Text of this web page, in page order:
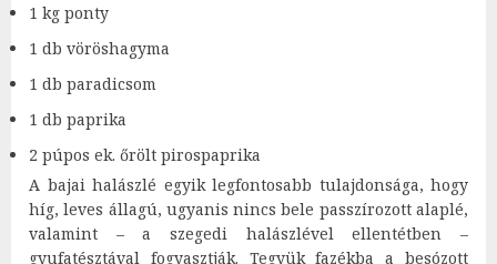
1 kg ponty
1 db vöröshagyma
1 db paradicsom
1 db paprika
2 púpos ek. őrölt pirospaprika
A bajai halászlé egyik legfontosabb tulajdonsága, hogy
híg, leves állagú, ugyanis nincs bele passzírozott alaplé,
valamint – a szegedi halászlével ellentétben –
gyufatésztával fogyasztják. Tegyük fazékba a besózott